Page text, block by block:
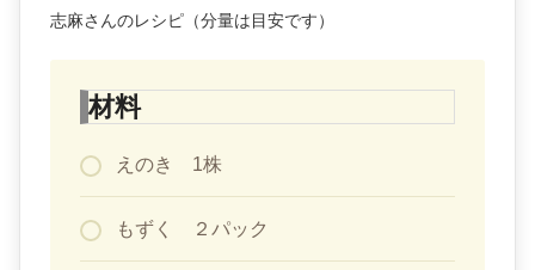
志麻さんのレシピ（分量は目安です）
材料
えのき 1株
もずく ２パック